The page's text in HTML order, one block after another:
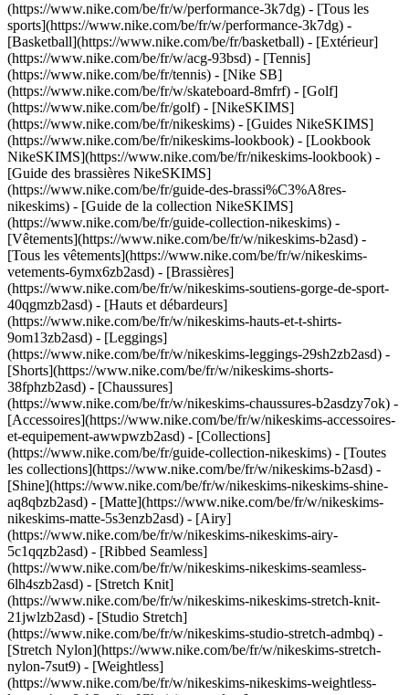
(https://www.nike.com/be/fr/w/performance-3k7dg) - [Tous les
sports](https://www.nike.com/be/fr/w/performance-3k7dg) -
[Basketball](https://www.nike.com/be/fr/basketball) - [Extérieur]
(https://www.nike.com/be/fr/w/acg-93bsd) - [Tennis]
(https://www.nike.com/be/fr/tennis) - [Nike SB]
(https://www.nike.com/be/fr/w/skateboard-8mfrf) - [Golf]
(https://www.nike.com/be/fr/golf) - [NikeSKIMS]
(https://www.nike.com/be/fr/nikeskims) - [Guides NikeSKIMS]
(https://www.nike.com/be/fr/nikeskims-lookbook) - [Lookbook
NikeSKIMS](https://www.nike.com/be/fr/nikeskims-lookbook) -
[Guide des brassières NikeSKIMS]
(https://www.nike.com/be/fr/guide-des-brassi%C3%A8res-
nikeskims) - [Guide de la collection NikeSKIMS]
(https://www.nike.com/be/fr/guide-collection-nikeskims) -
[Vêtements](https://www.nike.com/be/fr/w/nikeskims-b2asd) -
[Tous les vêtements](https://www.nike.com/be/fr/w/nikeskims-
vetements-6ymx6zb2asd) - [Brassières]
(https://www.nike.com/be/fr/w/nikeskims-soutiens-gorge-de-sport-
40qgmzb2asd) - [Hauts et débardeurs]
(https://www.nike.com/be/fr/w/nikeskims-hauts-et-t-shirts-
9om13zb2asd) - [Leggings]
(https://www.nike.com/be/fr/w/nikeskims-leggings-29sh2zb2asd) -
[Shorts](https://www.nike.com/be/fr/w/nikeskims-shorts-
38fphzb2asd) - [Chaussures]
(https://www.nike.com/be/fr/w/nikeskims-chaussures-b2asdzy7ok) -
[Accessoires](https://www.nike.com/be/fr/w/nikeskims-accessoires-
et-equipement-awwpwzb2asd) - [Collections]
(https://www.nike.com/be/fr/guide-collection-nikeskims) - [Toutes
les collections](https://www.nike.com/be/fr/w/nikeskims-b2asd) -
[Shine](https://www.nike.com/be/fr/w/nikeskims-nikeskims-shine-
aq8qbzb2asd) - [Matte](https://www.nike.com/be/fr/w/nikeskims-
nikeskims-matte-5s3enzb2asd) - [Airy]
(https://www.nike.com/be/fr/w/nikeskims-nikeskims-airy-
5c1qqzb2asd) - [Ribbed Seamless]
(https://www.nike.com/be/fr/w/nikeskims-nikeskims-seamless-
6lh4szb2asd) - [Stretch Knit]
(https://www.nike.com/be/fr/w/nikeskims-nikeskims-stretch-knit-
21jwlzb2asd) - [Studio Stretch]
(https://www.nike.com/be/fr/w/nikeskims-studio-stretch-admbq) -
[Stretch Nylon](https://www.nike.com/be/fr/w/nikeskims-stretch-
nylon-7sut9) - [Weightless]
(https://www.nike.com/be/fr/w/nikeskims-nikeskims-weightless-